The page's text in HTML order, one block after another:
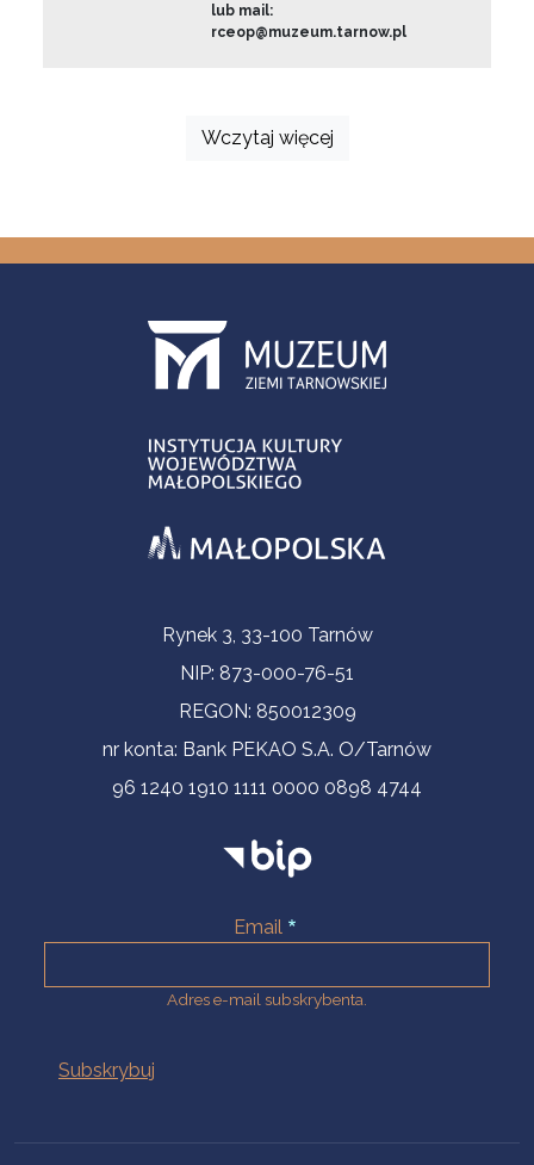
lub mail:
rceop@muzeum.tarnow.pl
Wczytaj więcej
Informacje kontaktoweRynek 3, 33-100 Tarnów
NIP: 873-000-76-51
REGON: 850012309
nr konta: Bank PEKAO S.A. O/Tarnów
96 1240 1910 1111 0000 0898 4744
Email
Adres e-mail subskrybenta.